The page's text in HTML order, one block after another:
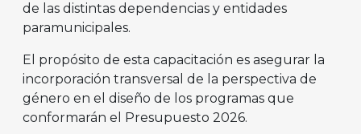
de las distintas dependencias y entidades
paramunicipales.
El propósito de esta capacitación es asegurar la
incorporación transversal de la perspectiva de
género en el diseño de los programas que
conformarán el Presupuesto 2026.